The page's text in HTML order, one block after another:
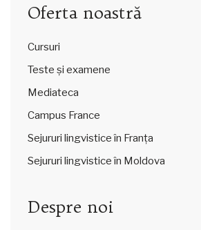
Oferta noastră
Cursuri
Teste și examene
Mediateca
Campus France
Sejururi lingvistice în Franța
Sejururi lingvistice în Moldova
Despre noi